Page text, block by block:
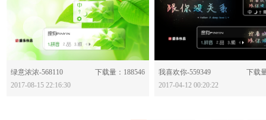
分享：
绿意浓浓-568110
下载量：188546
2017-08-15 22:16:30
分享：
我喜欢你-559349
下载
2017-04-12 00:20:22